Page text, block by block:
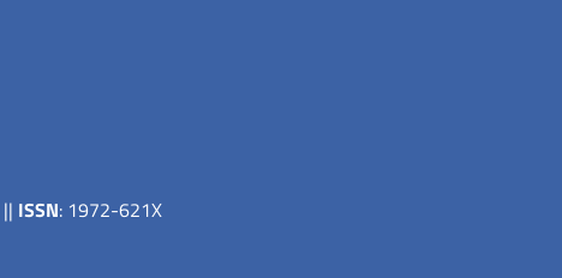
|| ISSN: 1972-621X